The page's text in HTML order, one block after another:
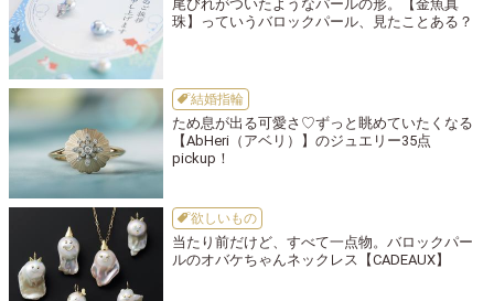
尾びれがついたようなパールの形。【金魚真
珠】っていうバロックパール、見たことある？
結婚指輪
ため息が出る可愛さ♡ずっと眺めていたくなる
【AbHeri（アベリ）】のジュエリー35点
pickup！
欲しいもの
当たり前だけど、すべて一点物。バロックパー
ルのオバケちゃんネックレス【CADEAUX】